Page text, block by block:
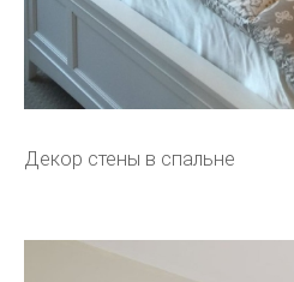
Декор стены в спальне